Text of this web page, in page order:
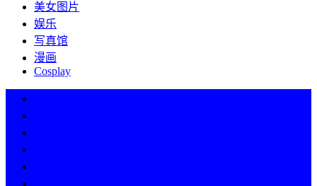
美女图片
娱乐
写真馆
漫画
Cosplay